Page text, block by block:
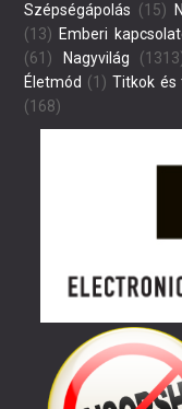
Szépségápolás (15)
(13) Emberi
(61)
Nagyvilág
Életmód (1) Titkok és
(168)